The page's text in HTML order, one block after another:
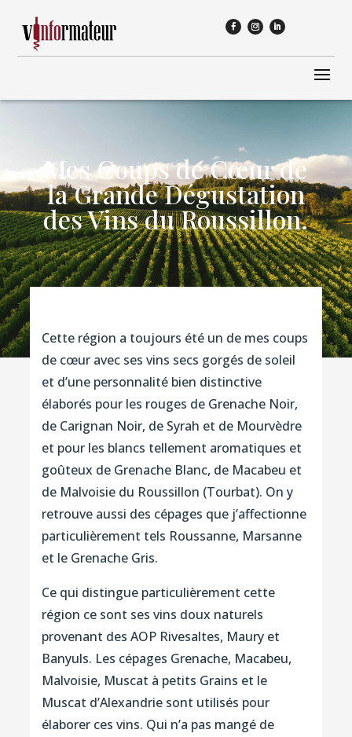
Mes Coups de Cœur de
la Grande Dégustation
des Vins du Roussillon.
Cette région a toujours été un de mes coups
de cœur avec ses vins secs gorgés de soleil
et d’une personnalité bien distinctive
élaborés pour les rouges de Grenache Noir,
de Carignan Noir, de Syrah et de Mourvèdre
et pour les blancs tellement aromatiques et
goûteux de Grenache Blanc, de Macabeu et
de Malvoisie du Roussillon (Tourbat). On y
retrouve aussi des cépages que j’affectionne
particulièrement tels Roussanne, Marsanne
et le Grenache Gris.
Ce qui distingue particulièrement cette
région ce sont ses vins doux naturels
provenant des AOP Rivesaltes, Maury et
Banyuls. Les cépages Grenache, Macabeu,
Malvoisie, Muscat à petits Grains et le
Muscat d’Alexandrie sont utilisés pour
élaborer ces vins. Qui n’a pas mangé de